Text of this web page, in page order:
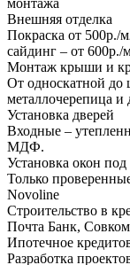
монтажа
Внешняя отделка
Покраска от 500р./
сайдинг – от 600р./
Монтаж крыши и
От односкатной до
металлочерепица и
Установка дверей
Входные –
МДФ.
Установка окон
Только
Novoline
Строительство в
Почта Банк,
Ипотечное
Разработка